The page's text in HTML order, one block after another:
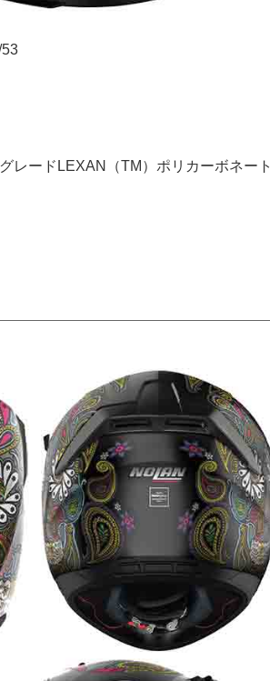
レードLEXAN（TM）ポリカーボネート